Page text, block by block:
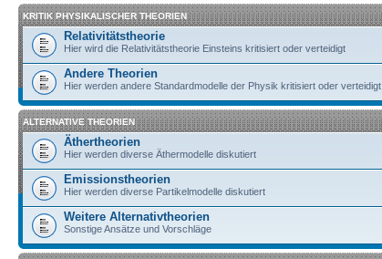
KRITIK PHYSIKALISCHER THEORIEN
Relativitätstheorie
Hier wird die Relativitätstheorie Einsteins kritisiert oder verteidigt
Andere Theorien
Hier werden andere Standardmodelle der Physik kritisiert oder verteidigt
ALTERNATIVE THEORIEN
Äthertheorien
Hier werden diverse Äthermodelle diskutiert
Emissionstheorien
Hier werden diverse Partikelmodelle diskutiert
Weitere Alternativtheorien
Sonstige Ansätze und Vorschläge